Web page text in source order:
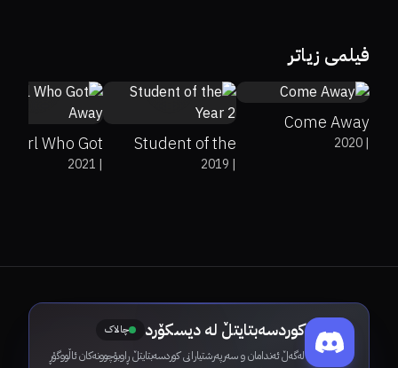
فیلمی زیاتر
Come Away
|
2020
Student of the
Year 2|
2019
Girl Who Got
Away|
2021
کوردسەبتایتڵ لە دیسکۆرد چالاک
لەگەڵ ئەندامان و سەرپەرشتیارانی کوردسەبتایتڵ ڕاوبۆچوونەکان ئاڵووگۆڕ